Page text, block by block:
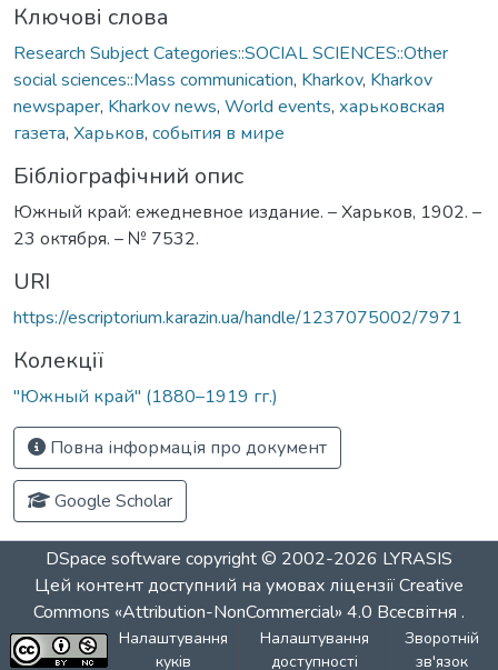
Ключові слова
Research Subject Categories::SOCIAL SCIENCES::Other
social sciences::Mass communication, Kharkov, Kharkov
newspaper, Kharkov news, World events, харьковская
газета, Харьков, события в мире
Бібліографічний опис
Южный край: ежедневное издание. – Харьков, 1902. –
23 октября. – № 7532.
URI
https://escriptorium.karazin.ua/handle/1237075002/7971
Колекції
"Южный край" (1880–1919 гг.)
Повна інформація про документ
Google Scholar
DSpace software copyright © 2002-2026 LYRASIS
Цей контент доступний на умовах ліцензіїCreative
Commons «Attribution-NonCommercial» 4.0 Всесвітня .
Налаштування
куків
Налаштування
доступності
Зворотній
зв'язок